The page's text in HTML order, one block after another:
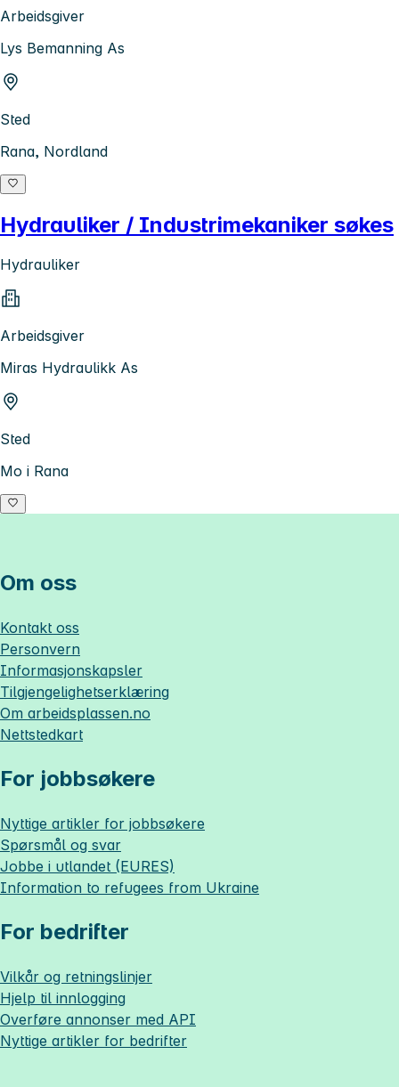
Arbeidsgiver
Lys Bemanning As
Sted
Rana, Nordland
Hydrauliker / Industrimekaniker søkes
Hydrauliker
Arbeidsgiver
Miras Hydraulikk As
Sted
Mo i Rana
Om oss
Kontakt oss
Personvern
Informasjonskapsler
Tilgjengelighetserklæring
Om arbeidsplassen.no
Nettstedkart
For jobbsøkere
Nyttige artikler for jobbsøkere
Spørsmål og svar
Jobbe i utlandet (EURES)
Information to refugees from Ukraine
For bedrifter
Vilkår og retningslinjer
Hjelp til innlogging
Overføre annonser med API
Nyttige artikler for bedrifter